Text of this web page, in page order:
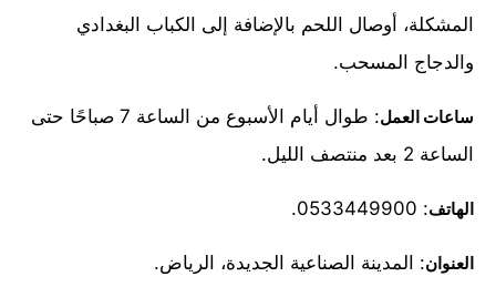
المشكلة، أوصال اللحم بالإضافة إلى الكباب البغدادي
والدجاج المسحب.
ساعات العمل
: طوال أيام الأسبوع من الساعة 7 صباحًا حتى
الساعة 2 بعد منتصف الليل.
الهاتف: 0533449900.
العنوان: المدينة الصناعية الجديدة، الرياض.